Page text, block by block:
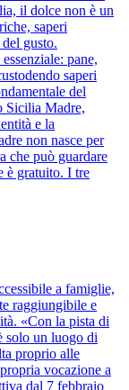
il dolce non è un
saperi
gusto.
pane,
saperi
del
Sicilia Madre,
e la
non nasce per
che può guardare
è gratuito. I tre
a famiglie,
raggiungibile e
«Con la pista di
solo un luogo di
proprio alle
vocazione a
dal 7 febbraio